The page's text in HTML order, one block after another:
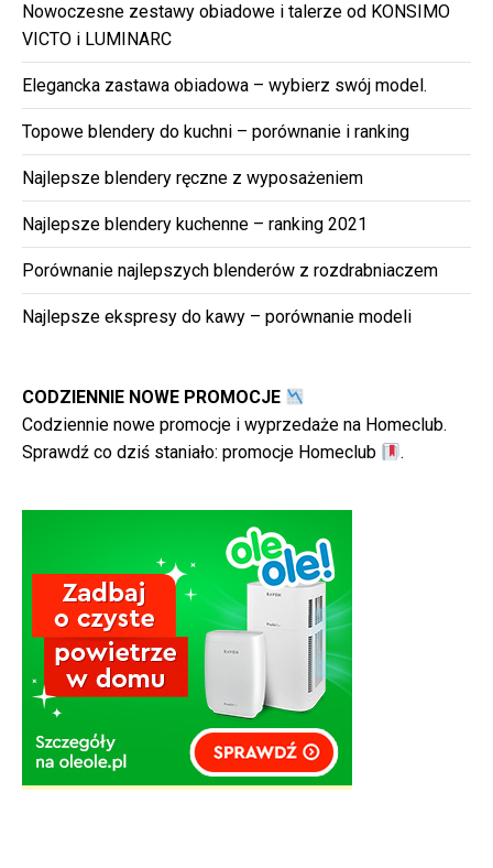
Nowoczesne zestawy obiadowe i talerze od KONSIMO
VICTO i LUMINARC
Elegancka zastawa obiadowa – wybierz swój model.
Topowe blendery do kuchni – porównanie i ranking
Najlepsze blendery ręczne z wyposażeniem
Najlepsze blendery kuchenne – ranking 2021
Porównanie najlepszych blenderów z rozdrabniaczem
Najlepsze ekspresy do kawy – porównanie modeli
CODZIENNIE NOWE PROMOCJE
Codziennie nowe promocje i wyprzedaże na Homeclub.
Sprawdź co dziś staniało: promocje Homeclub .